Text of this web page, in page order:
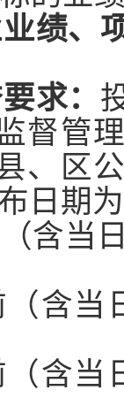
绩、
求：
督管
、区
日期
含当
含当
含当